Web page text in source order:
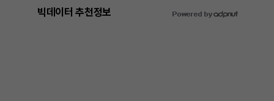
빅데이터 추천정보